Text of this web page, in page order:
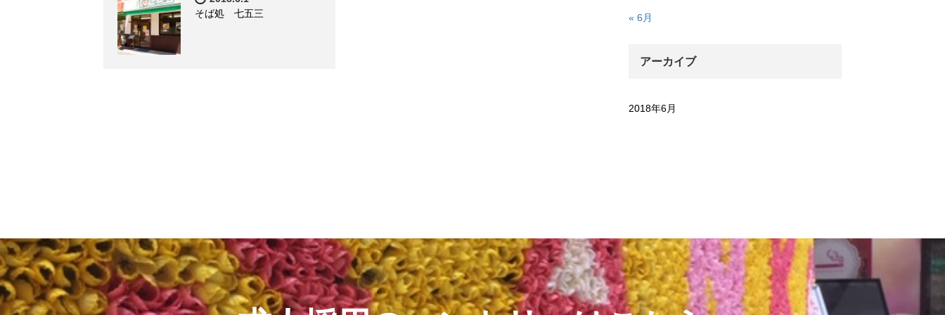
そば処 七五三
« 6月
アーカイブ
2018年6月